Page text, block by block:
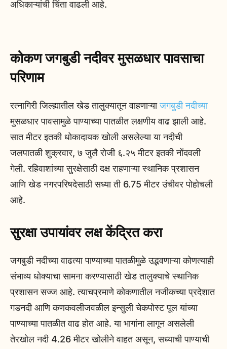
अधिकाऱ्यांची चिंता वाढली आहे.
कोकण जगबुडी नदीवर मुसळधार पावसाचा
परिणाम
रत्नागिरी जिल्ह्यातील खेड तालुक्यातून वाहणाऱ्याजगबुडी नदीच्या
मुसळधार पावसामुळे पाण्याच्या पातळीत लक्षणीय वाढ झाली आहे.
सात मीटर इतकी धोकादायक खोली असलेल्या या नदीची
जलपातळी शुक्रवार, ७ जुलै रोजी ६.२५ मीटर इतकी नोंदवली
गेली. रहिवाशांच्या सुरक्षेसाठी दक्ष राहणाऱ्या स्थानिक प्रशासन
आणि खेड नगरपरिषदेसाठी सध्या ती 6.75 मीटर उंचीवर पोहोचली
आहे.
सुरक्षा उपायांवर लक्ष केंद्रित करा
जगबुडी नदीच्या वाढत्या पाण्याच्या पातळीमुळे उद्भवणाऱ्या कोणत्याही
संभाव्य धोक्याचा सामना करण्यासाठी खेड तालुक्याचे स्थानिक
प्रशासन सज्ज आहे. त्याचप्रमाणे कोकणातील नजीकच्या प्रदेशात
गडनदी आणि कणकवलीजवळील इन्सुली चेकपोस्ट पूल यांच्या
पाण्याच्या पातळीत वाढ होत आहे. या भागांना लागून असलेली
तेरखोल नदी 4.26 मीटर खोलीने वाहत असून, सध्याची पाण्याची